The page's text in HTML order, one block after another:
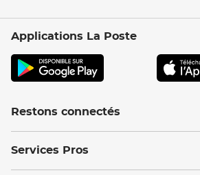
Applications La Poste
Restons connectés
Services Pros